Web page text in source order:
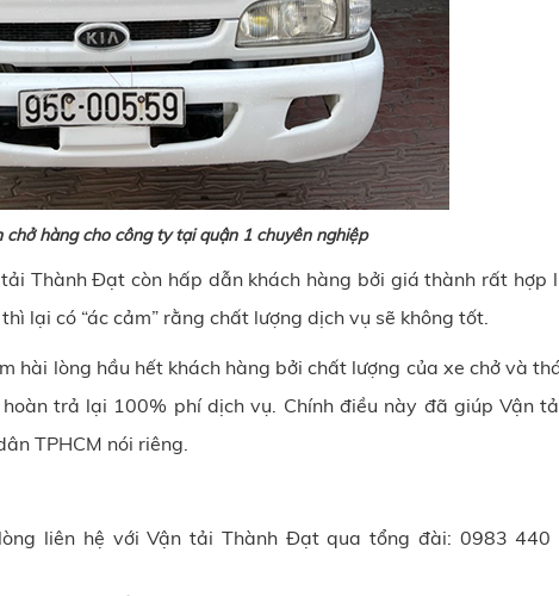
hàng cho công ty tại quận 1 chuyên nghiệp
Thành Đạt còn hấp dẫn khách hàng bởi giá thành rất hợp
lại có “ác cảm” rằng chất lượng dịch vụ sẽ không tốt.
lòng hầu hết khách hàng bởi chất lượng của xe chở và
trả lại 100% phí dịch vụ. Chính điều này đã giúp Vận
TPHCM nói riêng.
liên hệ với Vận tải Thành Đạt qua tổng đài: 0983 440